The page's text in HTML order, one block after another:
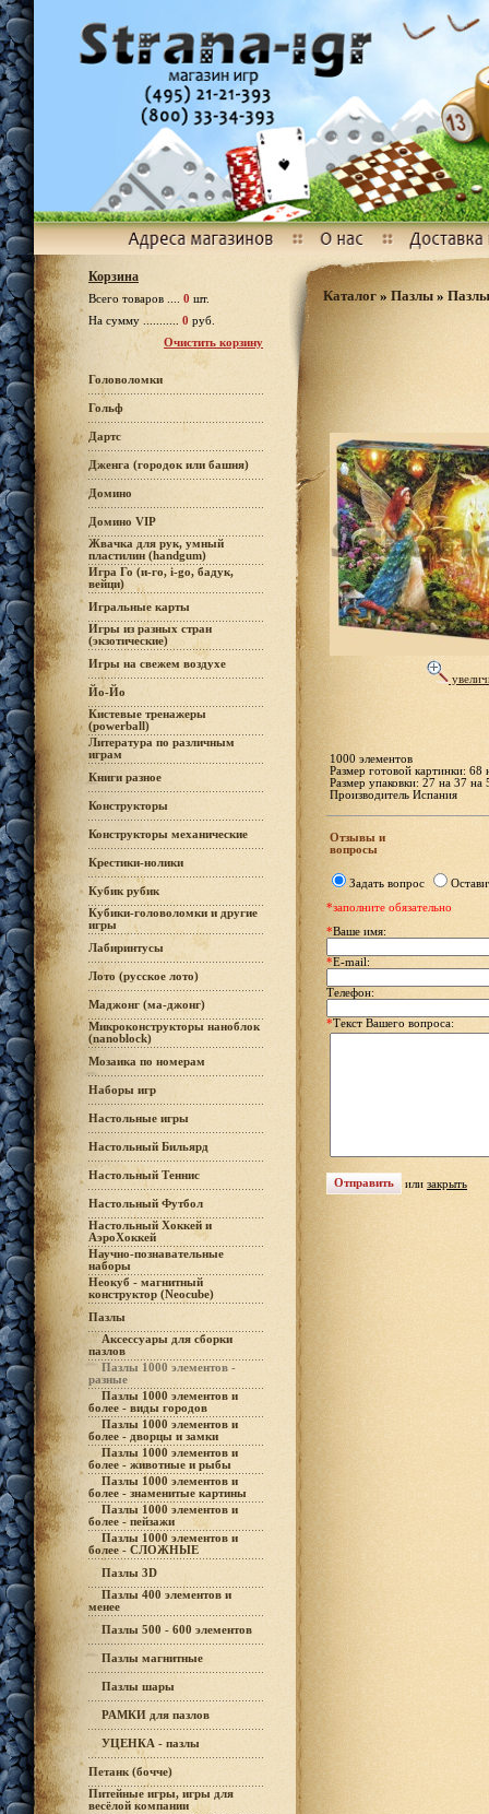
Корзина
Всего товаров .... 0 шт.
На сумму ........... 0 руб.
Очистить корзину
Головоломки
Гольф
Дартс
Дженга (городок или башня)
Домино
Домино VIP
Жвачка для рук, умный
пластилин (handgum)
Игра Го (и-го, i-go, бадук,
вейци)
Игральные карты
Игры из разных стран
(экзотические)
Игры на свежем воздухе
Йо-Йо
Кистевые тренажеры
(powerball)
Литература по различным
играм
Книги разное
Конструкторы
Конструкторы механические
Крестики-нолики
Кубик рубик
Кубики-головоломки и другие
игры
Лабиринтусы
Лото (русское лото)
Маджонг (ма-джонг)
Микроконструкторы наноблок
(nanoblock)
Мозаика по номерам
Наборы игр
Настольные игры
Настольный Бильярд
Настольный Теннис
Настольный Футбол
Настольный Хоккей и
АэроХоккей
Научно-познавательные
наборы
Неокуб - магнитный
конструктор (Neocube)
Пазлы
Аксессуары для сборки
пазлов
Пазлы 1000 элементов -
разные
Пазлы 1000 элементов и
более - виды городов
Пазлы 1000 элементов и
более - дворцы и замки
Пазлы 1000 элементов и
более - животные и рыбы
Пазлы 1000 элементов и
более - знаменитые картины
Пазлы 1000 элементов и
более - пейзажи
Пазлы 1000 элементов и
более - СЛОЖНЫЕ
Пазлы 3D
Пазлы 400 элементов и
менее
Пазлы 500 - 600 элементов
Пазлы магнитные
Пазлы шары
РАМКИ для пазлов
УЦЕНКА - пазлы
Петанк (бочче)
Питейные игры, игры для
весёлой компании
Каталог»Пазлы » Пазлы
1000 элементов
Размер готовой картинки: 68
Размер упаковки: 27 на 37 на
Производитель Испания
Отзывы и
вопросы
Задать вопрос
*заполните обязательно
*Ваше имя:
*E-mail:
Телефон:
*Текст Вашего вопроса:
или закрыть